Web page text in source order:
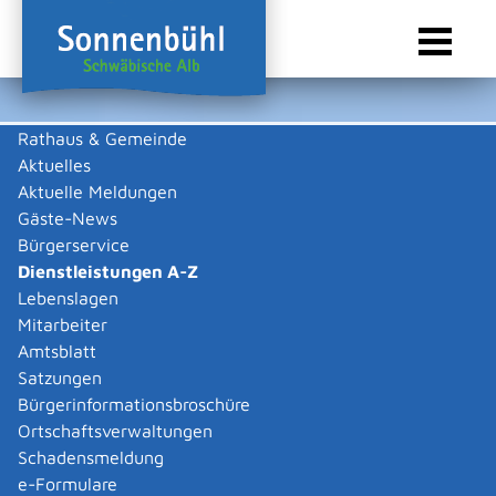
Rathaus & Gemeinde
Aktuelles
Aktuelle Meldungen
Gäste-News
Bürgerservice
Dienstleistungen A-Z
Lebenslagen
Mitarbeiter
Amtsblatt
Satzungen
Bürgerinformationsbroschüre
Ortschaftsverwaltungen
Schadensmeldung
e-Formulare
Sie sind hier:
Dienstleistungen A-Z
Dienstleistungen A-Z
Leistungen
Vielzahl von kommunalen und staatlichen
Verwaltungsvorgängen. Insbesondere erhalten Sie
Informationen zu den erforderlichen Unterlagen die zu
einer bestimmen Verwaltungsdienstleistung notwendig